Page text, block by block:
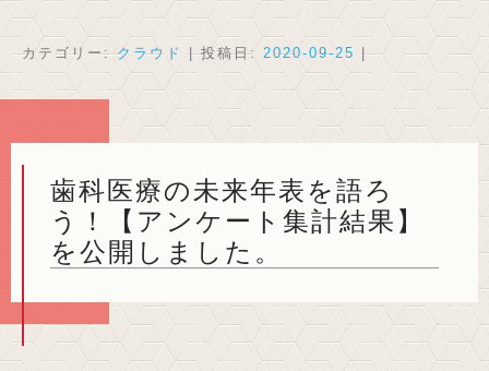
カテゴリー:クラウド | 投稿日: 2020-09-25 |
歯科医療の未来年表を語ろ
う！【アンケート集計結果】
を公開しました。